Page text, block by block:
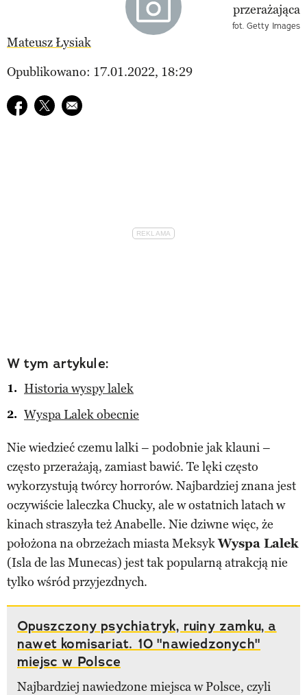
fot. Getty Images
Mateusz Łysiak
Opublikowano: 17.01.2022, 18:29
Udostępnij na facebook
Udostępnij na twitter
E-mail do przyjaciela
W tym artykule:
Historia wyspy lalek
Wyspa Lalek obecnie
Nie wiedzieć czemu lalki – podobnie jak klauni –
często przerażają, zamiast bawić. Te lęki często
wykorzystują twórcy horrorów. Najbardziej znana jest
oczywiście laleczka Chucky, ale w ostatnich latach w
kinach straszyła też Anabelle. Nie dziwne więc, że
położona na obrzeżach miasta MeksykWyspa Lalek
(Isla de las Munecas) jest tak popularną atrakcją nie
tylko wśród przyjezdnych.
Opuszczony psychiatryk, ruiny zamku, a
nawet komisariat. 10 "nawiedzonych"
miejsc w Polsce
Najbardziej nawiedzone miejsca w Polsce, czyli